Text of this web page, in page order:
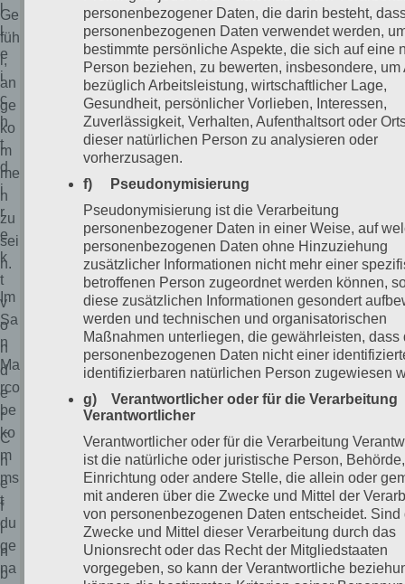
l
l
e
i
c
h
t
d
i
r
e
k
t
v
o
n
d
e
r
C
h
e
f
i
n
b
Ge
füh
l,
an
ge
ko
m
me
n
zu
sei
n.
Im
Sa
n
Ma
rco
be
ko
m
ms
t
du
ge
na
personenbezogener Daten, die darin besteht,
personenbezogenen Daten verwendet werden,
bestimmte persönliche Aspekte, die sich auf eine
Person beziehen, zu bewerten, insbesondere, um
bezüglich Arbeitsleistung, wirtschaftlicher Lage,
Gesundheit, persönlicher Vorlieben, Interessen,
Zuverlässigkeit, Verhalten, Aufenthaltsort oder
dieser natürlichen Person zu analysieren oder
vorherzusagen.
f) Pseudonymisierung
Pseudonymisierung ist die Verarbeitung
personenbezogener Daten in einer Weise, auf
personenbezogenen Daten ohne Hinzuziehung
zusätzlicher Informationen nicht mehr einer
betroffenen Person zugeordnet werden können,
diese zusätzlichen Informationen gesondert
werden und technischen und organisatorischen
Maßnahmen unterliegen, die gewährleisten, dass
personenbezogenen Daten nicht einer
identifizierbaren natürlichen Person zugewiesen
g) Verantwortlicher oder für die Verarbeitung
Verantwortlicher
Verantwortlicher oder für die Verarbeitung
ist die natürliche oder juristische Person, Behörde,
Einrichtung oder andere Stelle, die allein oder
mit anderen über die Zwecke und Mittel der
von personenbezogenen Daten entscheidet. Sind
Zwecke und Mittel dieser Verarbeitung durch das
Unionsrecht oder das Recht der Mitgliedstaaten
vorgegeben, so kann der Verantwortliche